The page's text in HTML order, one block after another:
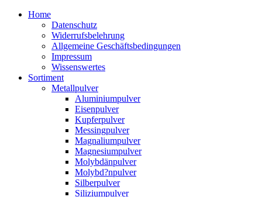
Zum
Home
Datenschutz
Widerrufsbelehrung
Allgemeine Geschäftsbedingungen
Impressum
Wissenswertes
Sortiment
Metallpulver
Aluminiumpulver
Eisenpulver
Kupferpulver
Messingpulver
Magnaliumpulver
Magnesiumpulver
Molybdänpulver
Molybd?npulver
Silberpulver
Siliziumpulver